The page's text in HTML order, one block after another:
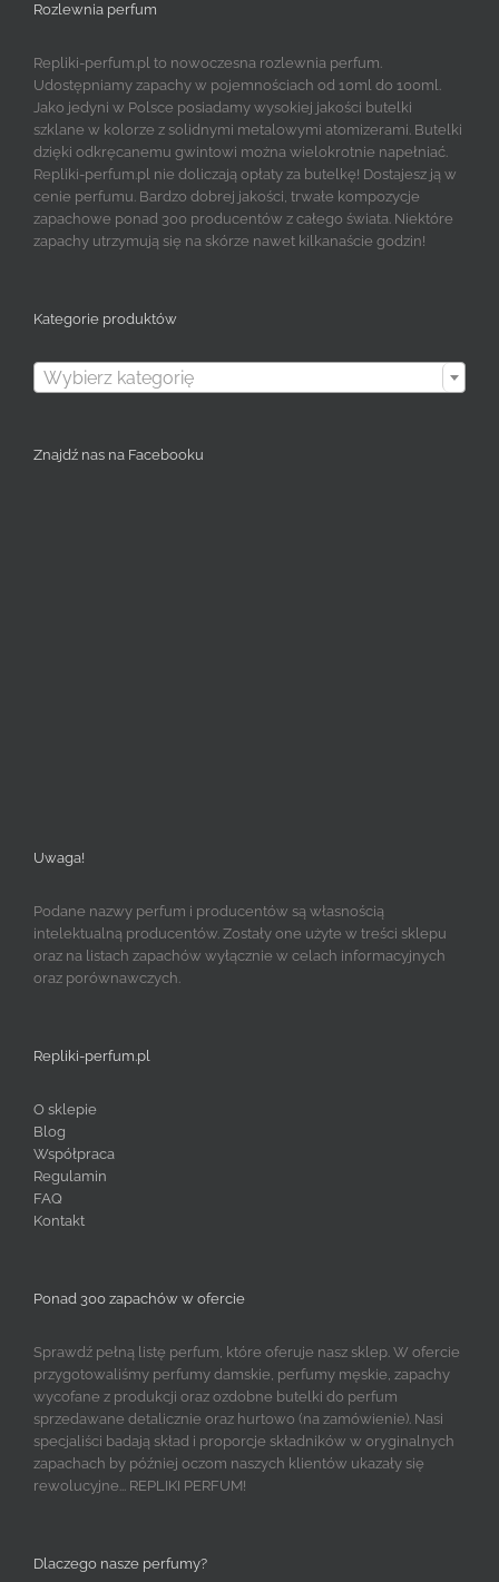
Rozlewnia perfum
Repliki-perfum.pl to nowoczesna rozlewnia perfum.
Udostępniamy zapachy w pojemnościach od 10ml do 100ml.
Jako jedyni w Polsce posiadamy wysokiej jakości butelki
szklane w kolorze z solidnymi metalowymi atomizerami. Butelki
dzięki odkręcanemu gwintowi można wielokrotnie napełniać.
Repliki-perfum.pl nie doliczają opłaty za butelkę! Dostajesz ją w
cenie perfumu. Bardzo dobrej jakości, trwałe kompozycje
zapachowe ponad 300 producentów z całego świata. Niektóre
zapachy utrzymują się na skórze nawet kilkanaście godzin!
Kategorie produktów
Wybierz kategorię
Znajdź nas na Facebooku
Uwaga!
Podane nazwy perfum i producentów są własnością
intelektualną producentów. Zostały one użyte w treści sklepu
oraz na listach zapachów wyłącznie w celach informacyjnych
oraz porównawczych.
Repliki-perfum.pl
O sklepie
Blog
Współpraca
Regulamin
FAQ
Kontakt
Ponad 300 zapachów w ofercie
Sprawdź pełną listę perfum, które oferuje nasz sklep. W ofercie
przygotowaliśmy perfumy damskie, perfumy męskie, zapachy
wycofane z produkcji oraz ozdobne butelki do perfum
sprzedawane detalicznie oraz hurtowo (na zamówienie). Nasi
specjaliści badają skład i proporcje składników w oryginalnych
zapachach by później oczom naszych klientów ukazały się
rewolucyjne... REPLIKI PERFUM!
Dlaczego nasze perfumy?